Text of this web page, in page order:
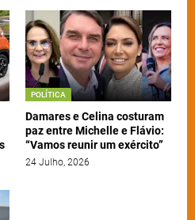
POLÍTICA
Damares e Celina costuram
paz entre Michelle e Flávio:
“Vamos reunir um exército”
24 Julho, 2026